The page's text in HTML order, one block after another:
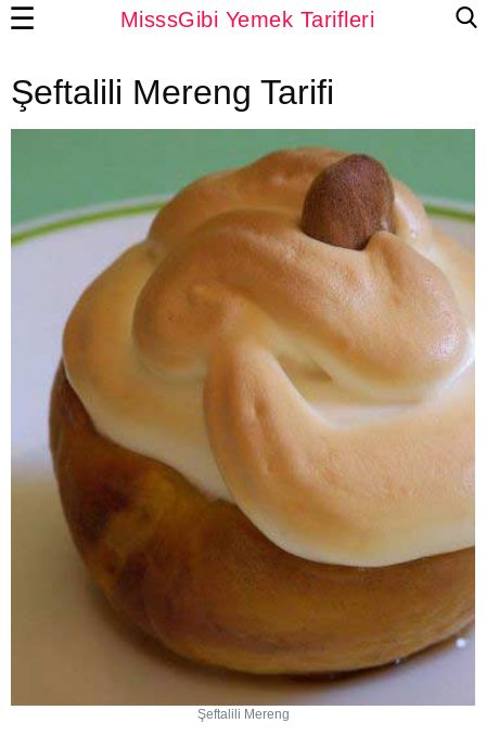
MisssGibi Yemek Tarifleri
☰
Şeftalili Mereng Tarifi
Şeftalili Mereng